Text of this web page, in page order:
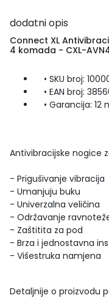
dodatni opis
Connect XL
4 komada - CXL-
• SKU broj:
• EAN broj:
• Garancija: 12
Antivibracijske nogice
- Prigušivanje vibracija
- Umanjuju buku
- Univerzalna veličina
- Održavanje
- Zaštitita za pod
- Brza i jednostavna
- Višestruka namjena
Detaljnije o proizvodu